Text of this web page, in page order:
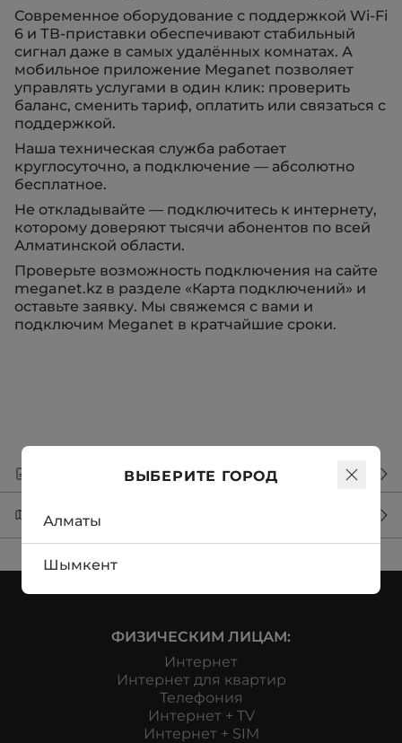
Современное оборудование с поддержкой Wi-Fi
6 и ТВ-приставки обеспечивают стабильный
сигнал даже в самых удалённых комнатах. А
мобильное приложение Meganet позволяет
управлять услугами в один клик: проверить
баланс, сменить тариф, оплатить или связаться с
поддержкой.
Наша техническая служба работает
круглосуточно, а подключение — абсолютно
бесплатное.
Не откладывайте — подключитесь к интернету,
которому доверяют тысячи абонентов по всей
Алматинской области.
Проверьте возможность подключения на сайте
meganet.kz в разделе «Карта подключений» и
оставьте заявку. Мы свяжемся с вами и
подключим Meganet в кратчайшие сроки.
Вернуться к списку новостей
Карта Алматы с подключеными районами
ФИЗИЧЕСКИМ ЛИЦАМ:
Интернет
Интернет для квартир
Телефония
Интернет + TV
Интернет + SIM
ВЫБЕРИТЕ ГОРОД
Алматы
Шымкент